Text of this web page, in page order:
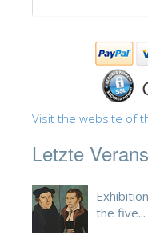
Visit the website of
Letzte
the five...